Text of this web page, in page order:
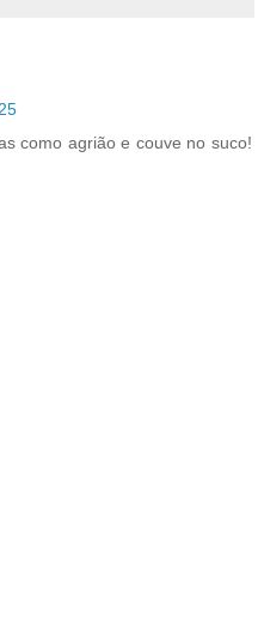
como agrião e couve no suco!